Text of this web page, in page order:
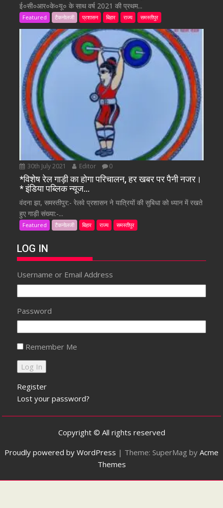
ई०सी०आर०के०यू० के साथ वर्ष 2021 की प्रथम...
Featured टैकनोलजी प्रशासन बिहार राज्य समस्तीपुर
30th July 2021 Editor 0
*विशेष रेल गाड़ी का होगा परिचालन, हर खबर पर पैनी नजर।
* इंडिया पब्लिक न्यूज…
वंदना झा, समस्तीपुर:- रेलवे प्रशासन ने यात्रियों की सुबिधा को ध्यान में रखते
हुए गाड़ी संख्या:-...
Featured टैकनोलजी बिहार राज्य समस्तीपुर
LOG IN
Username or Email Address
Password
Remember Me
Register
Lost your password?
Copyright © All rights reserved
Proudly powered by WordPress | Theme: SuperMag by Acme
Themes